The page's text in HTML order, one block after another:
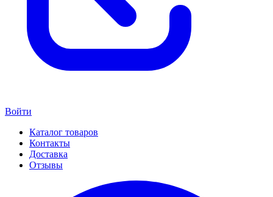
Войти
Каталог товаров
Контакты
Доставка
Отзывы